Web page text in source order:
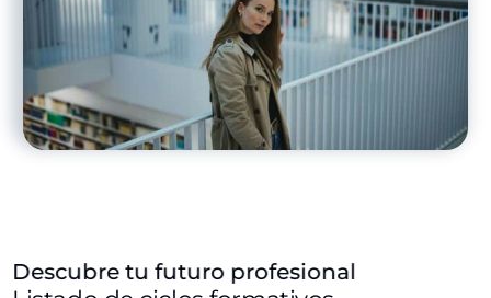
Descubre tu futuro profesional